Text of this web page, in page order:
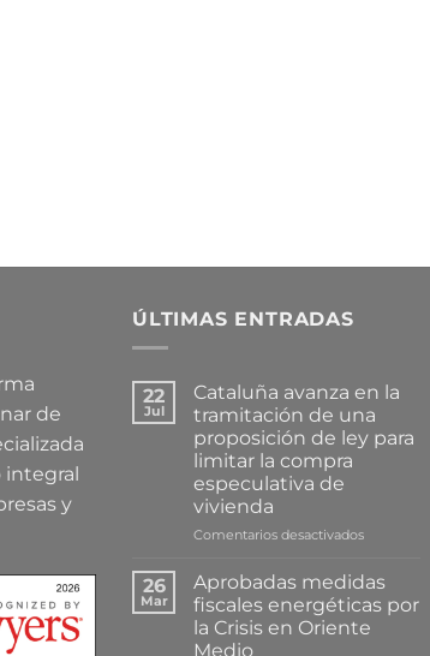
de
y
ÚLTIMAS ENTRADAS
22
Jul
Cataluña avanza en la
tramitación de una
proposición de ley para
limitar la compra
especulativa de
vivienda
Comentarios desactivadosen
avanza
la
tramitación
26
Mar
Aprobadas medidas
fiscales energéticas por
la Crisis en Oriente
Medio